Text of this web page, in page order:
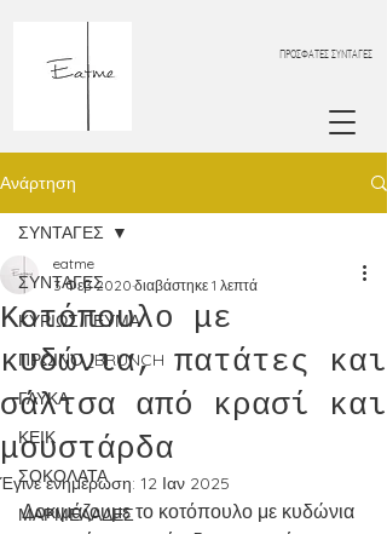
ΠΡΟΣΦΑΤΕΣ ΣΥΝΤΑΓΕΣ
Ανάρτηση
ΣΥΝΤΑΓΕΣ
ΚΥΡΙΩΣ ΓΕΥΜΑ
ΠΡΩΙΝΟ_BRUNCH
ΓΛΥΚΑ
ΚΕΙΚ
ΣΟΚΟΛΑΤΑ
ΜΑΡΜΕΛΑΔΕΣ
ΣΥΝΤΑΓΕΣ
Κοτόπουλο με
κυδώνια, πατάτες και
σάλτσα από κρασί και
μουστάρδα
eatme
3 Φεβ 2020 διαβάστηκε 1 λεπτά
Έγινε ενημέρωση: 12 Ιαν 2025
Δοκιμάζουμε το κοτόπουλο με κυδώνια